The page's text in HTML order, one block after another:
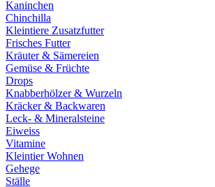
Kaninchen
Chinchilla
Kleintiere Zusatzfutter
Frisches Futter
Kräuter & Sämereien
Gemüse & Früchte
Drops
Knabberhölzer & Wurzeln
Kräcker & Backwaren
Leck- & Mineralsteine
Eiweiss
Vitamine
Kleintier Wohnen
Gehege
Ställe